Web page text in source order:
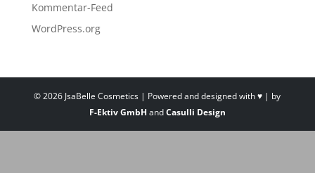
Kommentar-Feed
WordPress.org
©2026 JsaBelle Cosmetics | Powered and designed with ♥ | by
F-Ektiv GmbH andCasulli Design